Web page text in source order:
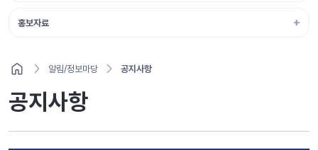
홍보자료
알림/정보마당 공지사항
공지사항